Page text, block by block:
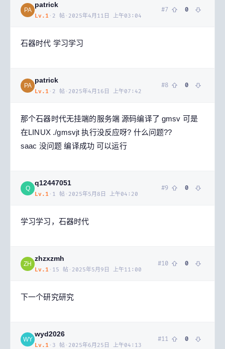
PA
patrick
Lv. 1 · 2 帖 · 2025年4月11日 上午03:04
#7 0
石器时代 学习学习
PA
patrick
Lv. 1 · 2 帖 · 2025年4月16日 上午07:42
#8 0
那个石器时代无挂端的服务端 源码编译了 gmsv 可是
在LINUX ./gmsvjt 执行没反应呀? 什么问题??
saac 没问题 编译成功 可以运行
Q
q12447051
Lv. 1 · 1 帖 · 2025年5月8日 上午04:20
#9 0
学习学习，石器时代
ZH
zhzxzmh
Lv. 1 · 15 帖 · 2025年5月9日 上午11:00
#10 0
下一个研究研究
WY
wyd2026
Lv. 1 · 3 帖 · 2025年6月25日 上午04:13
#11 0